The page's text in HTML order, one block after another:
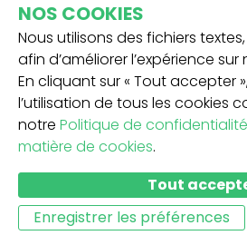
VOUS POURRIEZ AUSSI
NOS COOKIES
Nous utilisons des fichiers
afin d’améliorer l’expérience
En cliquant sur « Tout accepter
l’utilisation de tous les cookies
notre Politique de confidentialité
matière de cookies.
Tout
Enregistrer les préférences